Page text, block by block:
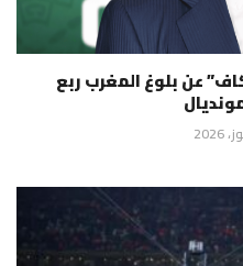
عن بلوغ المغرب ربع